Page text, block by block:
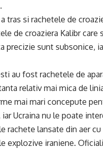
tras si rachetele de
de croaziera Kalibr care
precizie sunt subsonice,
au fost rachetele de
relativ mai mica de
mai mari concepute
Ucraina nu le poate
rachete lansate din aer
explozive iraniene.